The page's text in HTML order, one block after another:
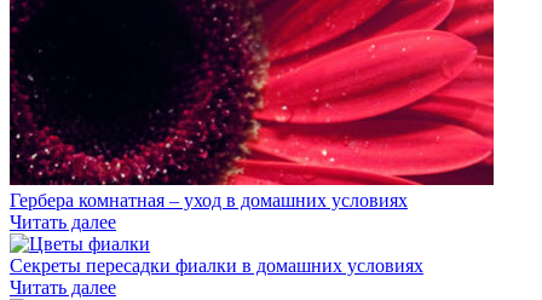
Гербера комнатная – уход в домашних условиях
Читать далее
Секреты пересадки фиалки в домашних условиях
Читать далее